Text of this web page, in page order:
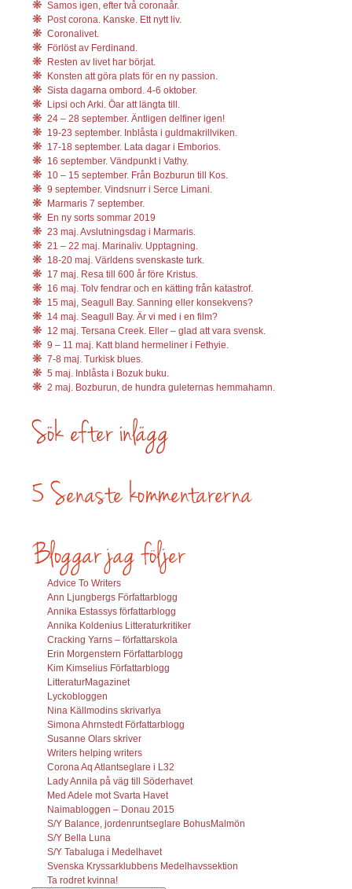
Samos igen, efter två coronaår.
Post corona. Kanske. Ett nytt liv.
Coronalivet.
Förlöst av Ferdinand.
Resten av livet har börjat.
Konsten att göra plats för en ny passion.
Sista dagarna ombord. 4-6 oktober.
Lipsi och Arki. Öar att längta till.
24 – 28 september. Äntligen delfiner igen!
19-23 september. Inblåsta i guldmakrillviken.
17-18 september. Lata dagar i Emborios.
16 september. Vändpunkt i Vathy.
10 – 15 september. Från Bozburun till Kos.
9 september. Vindsnurr i Serce Limani.
Marmaris 7 september.
En ny sorts sommar 2019
23 maj. Avslutningsdag i Marmaris.
21 – 22 maj. Marinaliv. Upptagning.
18-20 maj. Världens svenskaste turk.
17 maj. Resa till 600 år före Kristus.
16 maj. Tolv fendrar och en kätting från katastrof.
15 maj, Seagull Bay. Sanning eller konsekvens?
14 maj. Seagull Bay. Är vi med i en film?
12 maj. Tersana Creek. Eller – glad att vara svensk.
9 – 11 maj. Katt bland hermeliner i Fethyie.
7-8 maj. Turkisk blues.
5 maj. Inblåsta i Bozuk buku.
2 maj. Bozburun, de hundra guleternas hemmahamn.
Advice To Writers
Ann Ljungbergs Författarblogg
Annika Estassys författarblogg
Annika Koldenius Litteraturkritiker
Cracking Yarns – författarskola
Erin Morgenstern Författarblogg
Kim Kimselius Författarblogg
LitteraturMagazinet
Lyckobloggen
Nina Källmodins skrivarlya
Simona Ahrnstedt Författarblogg
Susanne Olars skriver
Writers helping writers
Corona Aq Atlantseglare i L32
Lady Annila på väg till Söderhavet
Med Adele mot Svarta Havet
Naimabloggen – Donau 2015
S/Y Balance, jordenruntseglare BohusMalmön
S/Y Bella Luna
S/Y Tabaluga i Medelhavet
Svenska Kryssarklubbens Medelhavssektion
Ta rodret kvinna!